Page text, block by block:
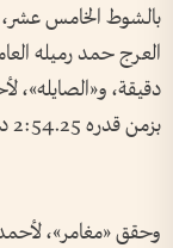
دقيقة، و«الصايله»،
بزمن قدره 2:54.25 دقيقة.
وحقق «مغامر»،